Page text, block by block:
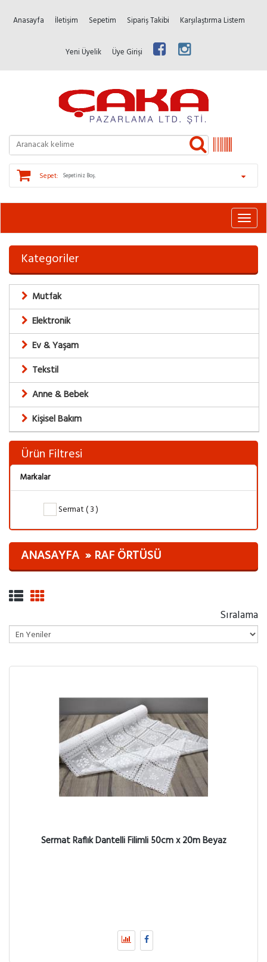
Anasayfa İletişim Sepetim Sipariş Takibi Karşılaştırma Listem
Yeni Üyelik Üye Girişi
Sepet: Sepetiniz Boş.
Kategoriler
Mutfak
Elektronik
Ev & Yaşam
Tekstil
Anne & Bebek
Kişisel Bakım
Ürün Filtresi
Markalar
Sermat ( 3 )
ANASAYFA RAF ÖRTÜSÜ
Sıralama
Sermat Raflık Dantelli Filimli 50cm x 20m Beyaz